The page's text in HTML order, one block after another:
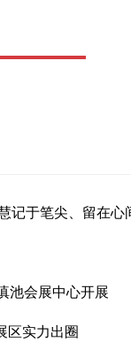
记于笔尖、留在心
池会展中心开展
区实力出圈